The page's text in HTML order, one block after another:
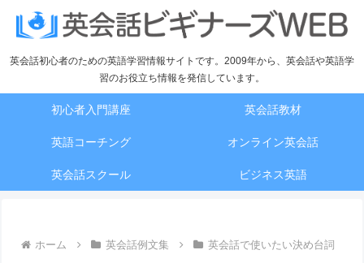
英会話初心者のための英語学習情報サイトです。2009年から、英会話や英語学
習のお役立ち情報を発信しています。
初心者入門講座 英会話教材
英語コーチング オンライン英会話
英会話スクール ビジネス英語
ホーム 英会話例文集 英会話で使いたい決め台詞